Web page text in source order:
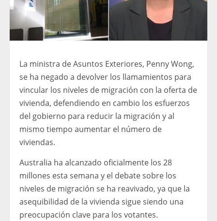
La ministra de Asuntos Exteriores, Penny Wong,
se ha negado a devolver los llamamientos para
vincular los niveles de migración con la oferta de
vivienda, defendiendo en cambio los esfuerzos
del gobierno para reducir la migración y al
mismo tiempo aumentar el número de
viviendas.
Australia ha alcanzado oficialmente los 28
millones esta semana y el debate sobre los
niveles de migración se ha reavivado, ya que la
asequibilidad de la vivienda sigue siendo una
preocupación clave para los votantes.